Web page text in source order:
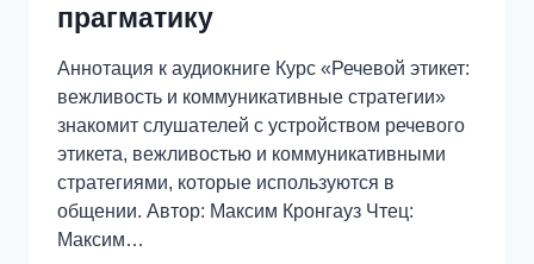
прагматику
Аннотация к аудиокниге Курс «Речевой этикет:
вежливость и коммуникативные стратегии»
знакомит слушателей с устройством речевого
этикета, вежливостью и коммуникативными
стратегиями, которые используются в
общении. Автор: Максим Кронгауз Чтец:
Максим…